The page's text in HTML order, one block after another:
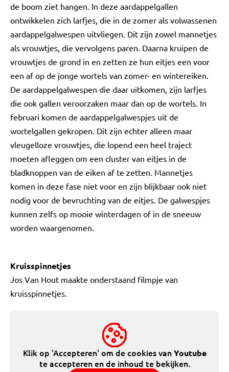
de boom ziet hangen. In deze aardappelgallen
ontwikkelen zich larfjes, die in de zomer als volwassenen
aardappelgalwespen uitvliegen. Dit zijn zowel mannetjes
als vrouwtjes, die vervolgens paren. Daarna kruipen de
vrouwtjes de grond in en zetten ze hun eitjes een voor
een af op de jonge wortels van zomer- en wintereiken.
De aardappelgalwespen die daar uitkomen, zijn larfjes
die ook gallen veroorzaken maar dan op de wortels. In
februari komen de aardappelgalwespjes uit de
wortelgallen gekropen. Dit zijn echter alleen maar
vleugelloze vrouwtjes, die lopend een heel traject
moeten afleggen om een cluster van eitjes in de
bladknoppen van de eiken af te zetten. Mannetjes
komen in deze fase niet voor en zijn blijkbaar ook niet
nodig voor de bevruchting van de eitjes. De galwespjes
kunnen zelfs op mooie winterdagen of in de sneeuw
worden waargenomen.
Kruisspinnetjes
Jos Van Hout maakte onderstaand filmpje van
kruisspinnetjes.
Klik op 'Accepteren' om de cookies vanYoutube
te accepteren en de inhoud te bekijken.